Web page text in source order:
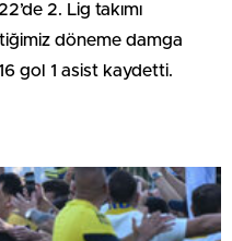
2. Lig takımı
döneme damga
gol 1 asist kaydetti.